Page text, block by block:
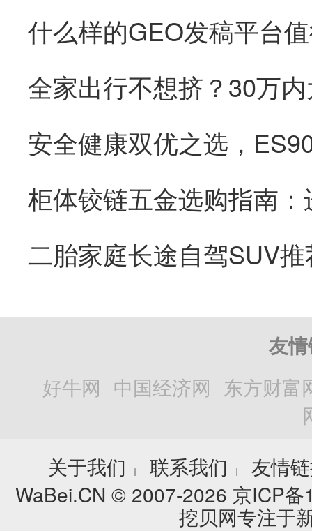
全家出行不想挤？30万
二胎家庭长途自驾SUV
友
好牛网 中国经济网 东方财富
关于我们
┊ 联系我们 ┊
友情
WaBei.CN © 2007-2026 京ICP
挖贝网专注于